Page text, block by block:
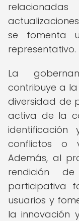
se fomenta
representativo.
La
contribuye a
diversidad de
activa de la
conflictos o
Además, al
rendición
participativa
usuarios y
la innovación